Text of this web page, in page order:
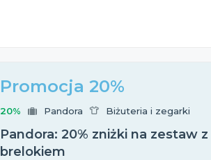
Promocja 20%
20% Pandora Biżuteria i zegarki
Pandora: 20% zniżki na zestaw
brelokiem